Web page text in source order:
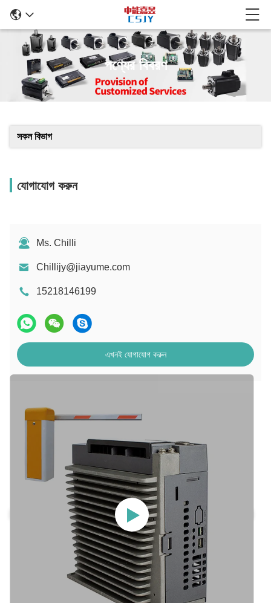
পণ্যের বিবরণ
সকল বিভাগ
যোগাযোগ করুন
Ms. Chilli
Chillijy@jiayume.com
15218146199
এখনই যোগাযোগ করুন